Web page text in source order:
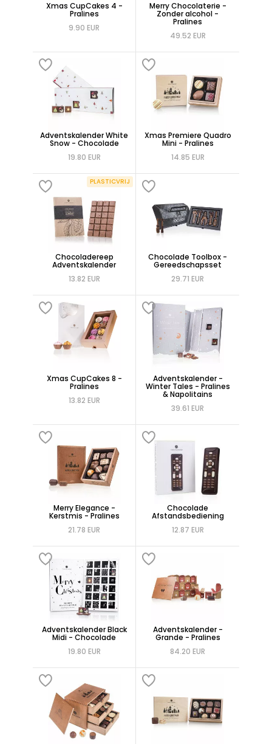
Xmas CupCakes 4 -
Pralines
9.90 EUR
Merry Chocolaterie -
Zonder alcohol -
Pralines
49.52 EUR
Adventskalender White
Snow - Chocolade
19.80 EUR
Xmas Premiere Quadro
Mini - Pralines
14.85 EUR
PLASTICVRIJ
Chocoladereep
Adventskalender
13.82 EUR
Chocolade Toolbox -
Gereedschapsset
29.71 EUR
Xmas CupCakes 8 -
Pralines
13.82 EUR
Adventskalender -
Winter Tales - Pralines
& Napolitains
39.61 EUR
Merry Elegance -
Kerstmis - Pralines
21.78 EUR
Chocolade
Afstandsbediening
12.87 EUR
Adventskalender Black
Midi - Chocolade
19.80 EUR
Adventskalender -
Grande - Pralines
84.20 EUR